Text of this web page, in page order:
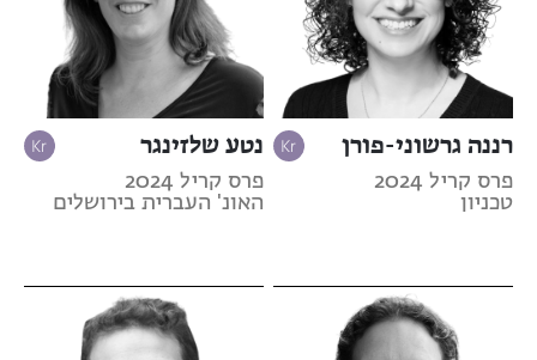
רננה גרשוני-פורן
פרס קריל 2024
טכניון
נטע שלזינגר
פרס קריל 2024
האונ' העברית בירושלים